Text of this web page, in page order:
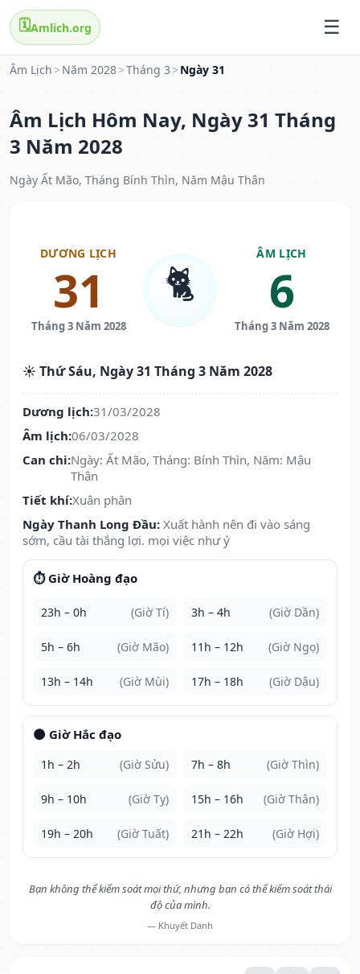
🗓️Amlich.org
Âm Lịch > Năm 2028>Tháng 3 > Ngày 31
Âm Lịch Hôm Nay, Ngày 31 Tháng
3 Năm 2028
Ngày Ất Mão, Tháng Bính Thìn, Năm Mậu Thân
DƯƠNG LỊCH
31
Tháng 3 Năm 2028
🐈
ÂM LỊCH
6
Tháng 3 Năm 2028
☀️ Thứ Sáu, Ngày 31 Tháng 3 Năm 2028
Dương lịch:31/03/2028
Âm lịch:06/03/2028
Can chi:Ngày: Ất Mão, Tháng: Bính Thìn, Năm: Mậu
Thân
Tiết khí:Xuân phân
Ngày Thanh Long Đầu: Xuất hành nên đi vào sáng
sớm, cầu tài thắng lợi. mọi việc như ý
⏱️ Giờ Hoàng đạo
23h – 0h (Giờ Tí) 3h – 4h (Giờ Dần)
5h – 6h (Giờ Mão) 11h – 12h (Giờ Ngọ)
13h – 14h (Giờ Mùi) 17h – 18h (Giờ Dậu)
🌑 Giờ Hắc đạo
1h – 2h (Giờ Sửu) 7h – 8h (Giờ Thìn)
9h – 10h (Giờ Tỵ) 15h – 16h (Giờ Thân)
19h – 20h (Giờ Tuất) 21h – 22h (Giờ Hợi)
Bạn không thể kiểm soát mọi thứ, nhưng bạn có thể kiểm soát thái
độ của mình.
— Khuyết Danh